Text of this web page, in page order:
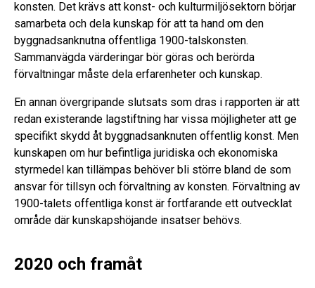
konsten. Det krävs att konst- och kulturmiljösektorn börjar
samarbeta och dela kunskap för att ta hand om den
byggnadsanknutna offentliga 1900-talskonsten.
Sammanvägda värderingar bör göras och berörda
förvaltningar måste dela erfarenheter och kunskap.
En annan övergripande slutsats som dras i rapporten är att
redan existerande lagstiftning har vissa möjligheter att ge
specifikt skydd åt byggnadsanknuten offentlig konst. Men
kunskapen om hur befintliga juridiska och ekonomiska
styrmedel kan tillämpas behöver bli större bland de som
ansvar för tillsyn och förvaltning av konsten. Förvaltning av
1900-talets offentliga konst är fortfarande ett outvecklat
område där kunskapshöjande insatser behövs.
2020 och framåt